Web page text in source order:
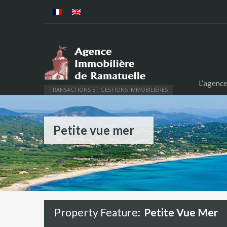
TRANSACTIONS ET GESTIONS IMMOBILIÈRES
L’agence
Petite vue mer
Property Feature: Petite Vue Mer